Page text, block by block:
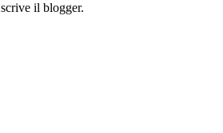
il blogger.